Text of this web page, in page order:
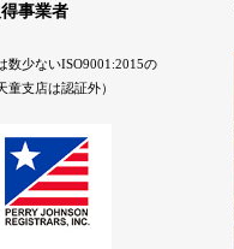
事業者
数少ないISO9001:2015の
支店は認証外）